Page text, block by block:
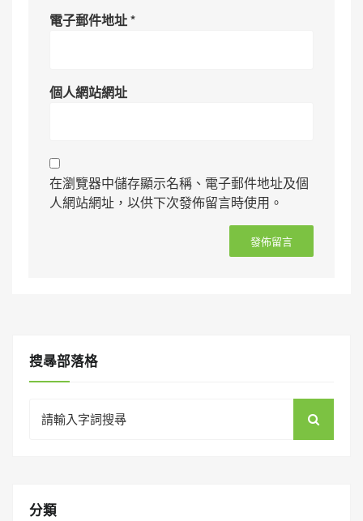
電子郵件地址*
個人網站網址
在瀏覽器中儲存顯示名稱、電子郵件地址及個
人網站網址，以供下次發佈留言時使用。
搜㝷部落格
for:
分類